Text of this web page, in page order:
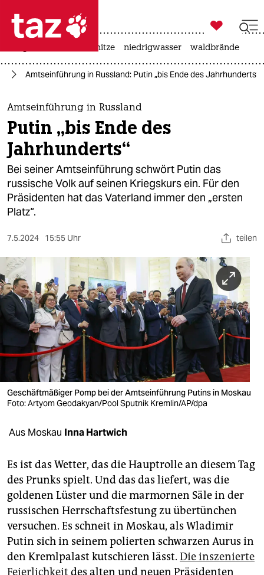
 taz zahl ich
taz zahl ich
themen
politik
öko
gesellschaft
kultur
sport
berlin
nord
wahrheit
verlag
verlag
veranstaltungen
fragen & hilfe
unterstützen
abo
genossenschaft
epaper login

taz zahl ich
hitze niedrigwasser waldbrände
Amtseinführung in Russland: Putin „bis Ende des Jahrhunderts“
Amtseinführung in Russland
Putin „bis Ende des
Jahrhunderts“
Bei seiner Amtseinführung schwört Putin das
russische Volk auf seinen Kriegskurs ein. Für den
Präsidenten hat das Vaterland immer den „ersten
Platz“.
7.5.2024 15:55 Uhr teilen
Geschäftmäßiger Pomp bei der Amtseinführung Putins in Moskau
Foto: Artyom Geodakyan/Pool Sputnik Kremlin/AP/dpa
Aus Moskau Inna Hartwich
Es ist das Wetter, das die Hauptrolle an diesem Tag
des Prunks spielt. Und das das liefert, was die
goldenen Lüster und die marmornen Säle in der
russischen Herrschaftsfestung zu übertünchen
versuchen. Es schneit in Moskau, als Wladimir
Putin sich in seinem polierten schwarzen Aurus in
den Kremlpalast kutschieren lässt. Die inszenierte
Feierlichkeit des alten und neuen Präsidenten